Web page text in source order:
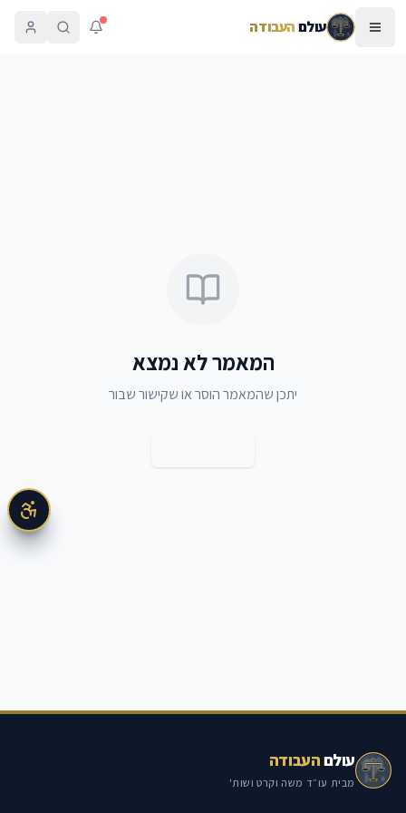
עולםהעבודה
המאמר לא נמצא
יתכן שהמאמר הוסר או שקישור שבור
עולםהעבודה
מבית עו״ד משה וקרט ושות'